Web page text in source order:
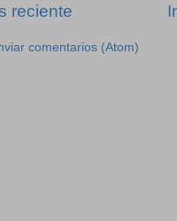
reciente
comentarios (Atom)